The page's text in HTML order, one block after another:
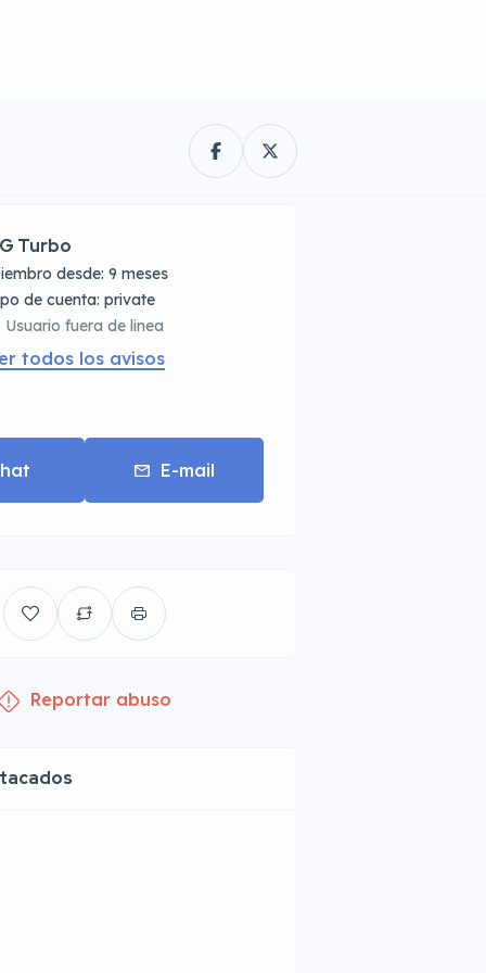
Turbo
desde: 9 meses
de cuenta: private
Usuario fuera de linea
todos los avisos
E-mail
Reportar abuso